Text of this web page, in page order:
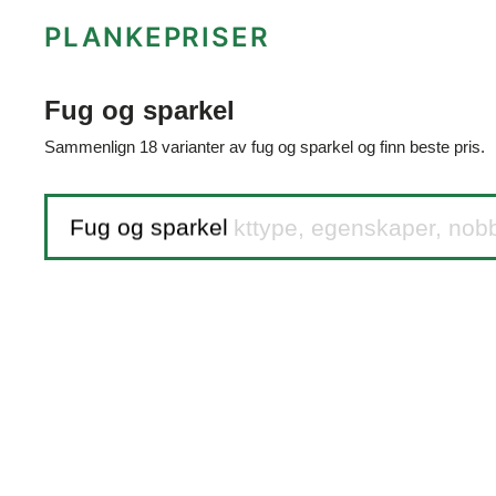
PLANKEPRISER
Fug og sparkel
Sammenlign 18 varianter av fug og sparkel og finn beste pris.
Søk etter produkttype, egenskaper,
Fug og sparkel